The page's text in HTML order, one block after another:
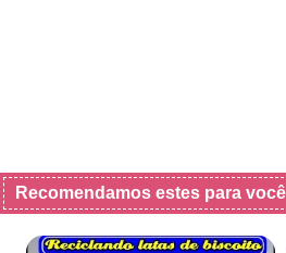
Recomendamos estes para você